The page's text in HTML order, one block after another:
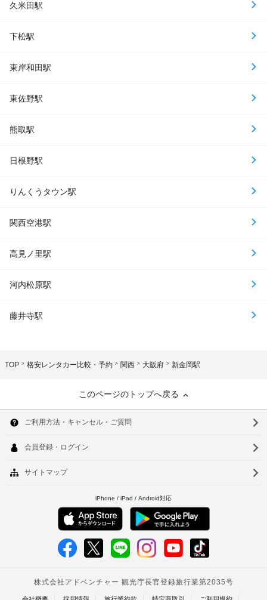
久米田駅
下松駅
東岸和田駅
東佐野駅
熊取駅
日根野駅
りんくうタウン駅
関西空港駅
高見ノ里駅
河内松原駅
藤井寺駅
TOP 格安レンタカー比較・予約 関西 大阪府 新金岡駅
このページのトップへ戻る